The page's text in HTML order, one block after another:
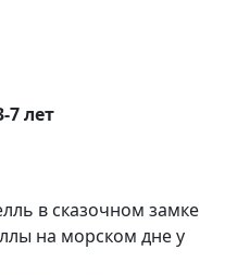
7 лет
в сказочном замке
на морском дне у